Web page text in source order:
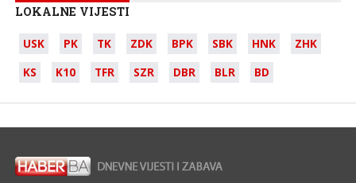
LOKALNE VIJESTI
USK PK TK ZDK BPK SBK HNK
ZHK
KS
K10 TFR SZR DBR BLR BD